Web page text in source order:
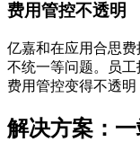
费用管控不透明
亿嘉和在应用合思
不统一等问题。员
费用管控变得不透明
解决方案：